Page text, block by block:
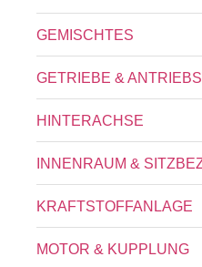
GEMISCHTES
GETRIEBE &
HINTERACHSE
INNENRAUM &
KRAFTSTOFFANLAGE
MOTOR & KUPPLUNG